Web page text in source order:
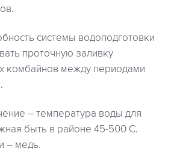
системы водоподготовки
проточную заливку
комбайнов между периодами
– температура воды для
быть в районе 45-500 С.
– медь.